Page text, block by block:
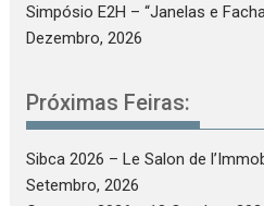
Simpósio E2H – “Janelas e
Dezembro, 2026
Próximas Feiras:
Sibca 2026 – Le Salon de
Setembro, 2026